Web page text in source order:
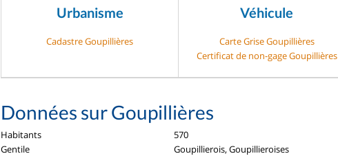
Urbanisme
Cadastre Goupillières
Véhicule
Carte Grise Goupillières
Certificat de non-gage Goupillières
Données sur Goupillières
Habitants
570
Gentile
Goupillierois, Goupillieroises